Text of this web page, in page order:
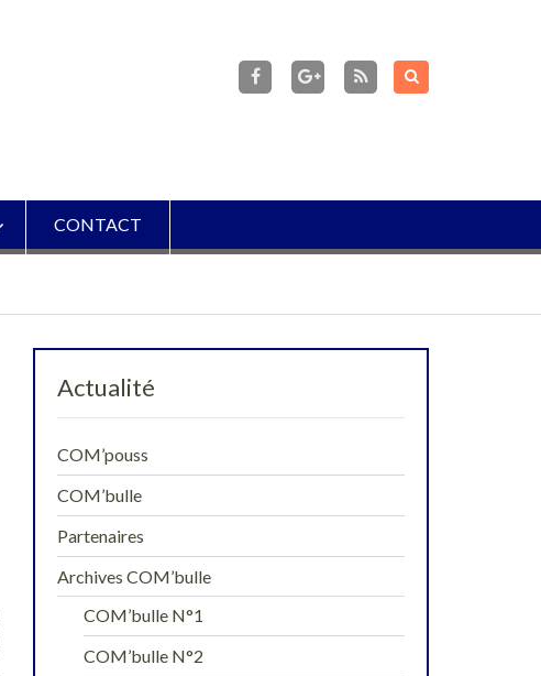
facebook
Flux
CONTACT
Actualité
COM’pouss
COM’bulle
Partenaires
Archives COM’bulle
COM’bulle N°1
COM’bulle N°2